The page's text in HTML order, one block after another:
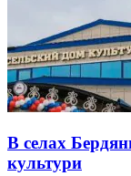
В селах
культури